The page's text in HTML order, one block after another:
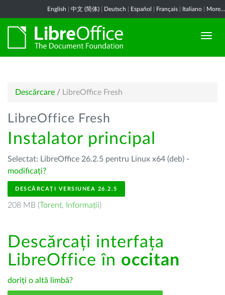
English 中文 (简体) Deutsch Español Français Italiano More...
Descărcare / LibreOffice Fresh
LibreOffice Fresh
Instalator principal
Selectat: LibreOffice 26.2.5 pentru Linux x64 (deb) -
modificați?
DESCĂRCAȚI VERSIUNEA 26.2.5
208 MB (Torent, Informații)
Descărcați interfața
LibreOffice în occitan
doriți o altă limbă?